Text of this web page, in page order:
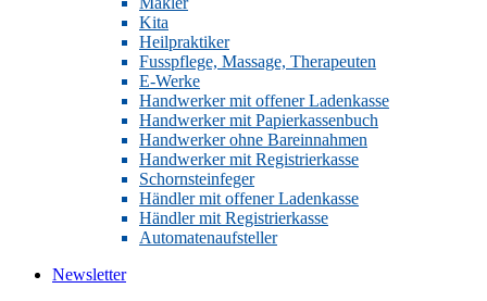
Kita
Heilpraktiker
Fusspflege, Massage, Therapeuten
E-Werke
Handwerker mit offener Ladenkasse
Handwerker mit Papierkassenbuch
Handwerker ohne Bareinnahmen
Handwerker mit Registrierkasse
Schornsteinfeger
Händler mit offener Ladenkasse
Händler mit Registrierkasse
Automatenaufsteller
Newsletter